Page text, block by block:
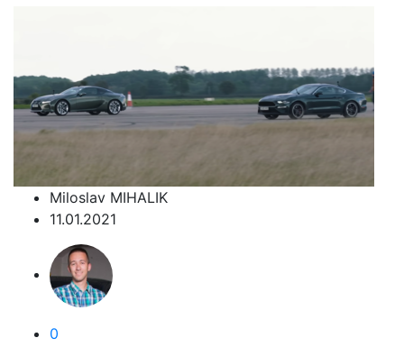
Miloslav MIHALIK
11.01.2021
0